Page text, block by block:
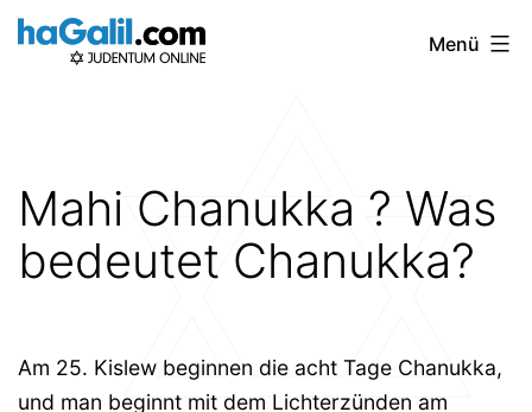
Zum
Inhalt
Menü
Mahi Chanukka ? Was
bedeutet Chanukka?
Am 25. Kislew beginnen die acht Tage Chanukka,
und man beginnt mit dem Lichterzünden am